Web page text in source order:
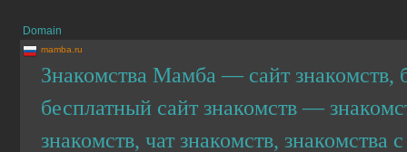
Domain
mamba.ru
Знакомства Мамба — сайт знакомств,
бесплатный сайт знакомств —
знакомств, чат знакомств,